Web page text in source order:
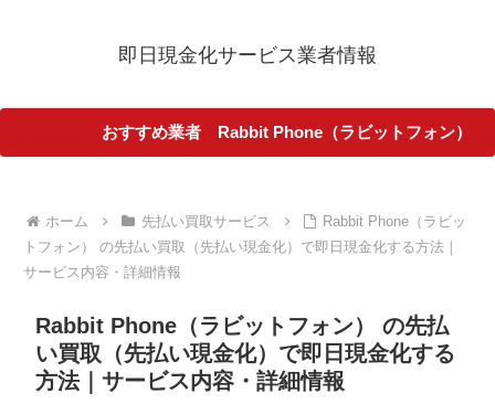
即日現金化サービス業者情報
おすすめ業者 Rabbit Phone（ラビットフォン）
ホーム 先払い買取サービス
Rabbit Phone（ラビッ
トフォン） の先払い買取（先払い現金化）で即日現金化する方法｜
サービス内容・詳細情報
Rabbit Phone（ラビットフォン） の先払
い買取（先払い現金化）で即日現金化する
方法｜サービス内容・詳細情報